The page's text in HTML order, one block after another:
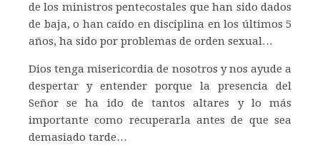
de los ministros pentecostales que han sido dados
de baja, o han caído en disciplina en los últimos 5
años, ha sido por problemas de orden sexual…
Dios tenga misericordia de nosotros y nos ayude a
despertar y entender porque la presencia del
Señor se ha ido de tantos altares y lo más
importante como recuperarla antes de que sea
demasiado tarde…